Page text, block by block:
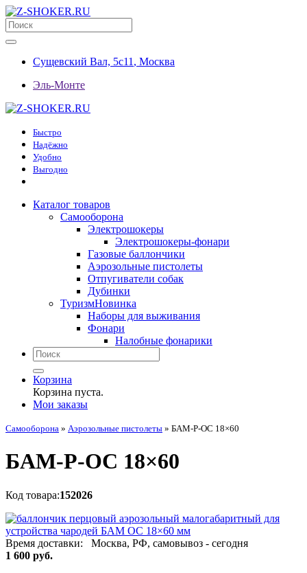
Сущевский Вал, 5с11 , Москва
Эль-Монте
Быстро
Надёжно
Удобно
Выгодно
Каталог товаров
Самооборона
Электрошокеры
Электрошокеры-фонари
Газовые баллончики
Аэрозольные пистолеты
Отпугиватели собак
Дубинки
ТуризмНовинка
Наборы для выживания
Фонари
Налобные фонарики
Корзина
Корзина пуста.
Мои заказы
Самооборона » Аэрозольные пистолеты » БАМ-Р-ОС 18×60
БАМ-Р-ОС 18×60
Код товара:152026
Время доставки: Москва, РФ, самовывоз - сегодня
1 600 руб.